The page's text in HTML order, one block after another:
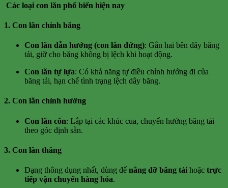
Các loại con lăn phổ biến hiện nay
1. Con lăn chỉnh băng
Con lăn dẫn hướng (con lăn đứng): Gắn hai bên dây băng
tải, giữ cho băng không bị lệch khi hoạt động.
Con lăn tự lựa: Có khả năng tự điều chỉnh hướng đi của
băng tải, hạn chế tình trạng lệch dây băng.
2. Con lăn chỉnh hướng
Con lăn côn: Lắp tại các khúc cua, chuyển hướng băng tải
theo góc định sẵn.
3. Con lăn thẳng
Dạng thông dụng nhất, dùng để nâng đỡ băng tải hoặc trực
tiếp vận chuyển hàng hóa.